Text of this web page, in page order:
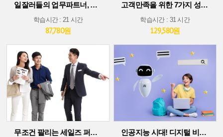
일잘러들의 업무파트너, ChatGPT 스마트하게 일하라!
학습시간 : 21 시간
87,780원
고객만족을 위한 7가지 성공 가이드
학습시간 : 31 시간
129,580원
무조건 팔리는 세일즈 퍼포먼스 스킬 인공지능 시대! 디지털 비즈니스 플랫폼에서 살아남기(30차시 ver)